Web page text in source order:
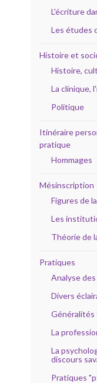
L'écriture
Les études
Histoire et
Histoire,
La clinique,
Politique
Itinéraire
pratique
Hommages
Mésinscription
Figures de
Les
Théorie de
Pratiques
Analyse
Divers
Généralités
La
La
discours
Pratiques